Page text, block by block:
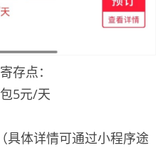
存点：
5元/天
具体详情可通过小程序途